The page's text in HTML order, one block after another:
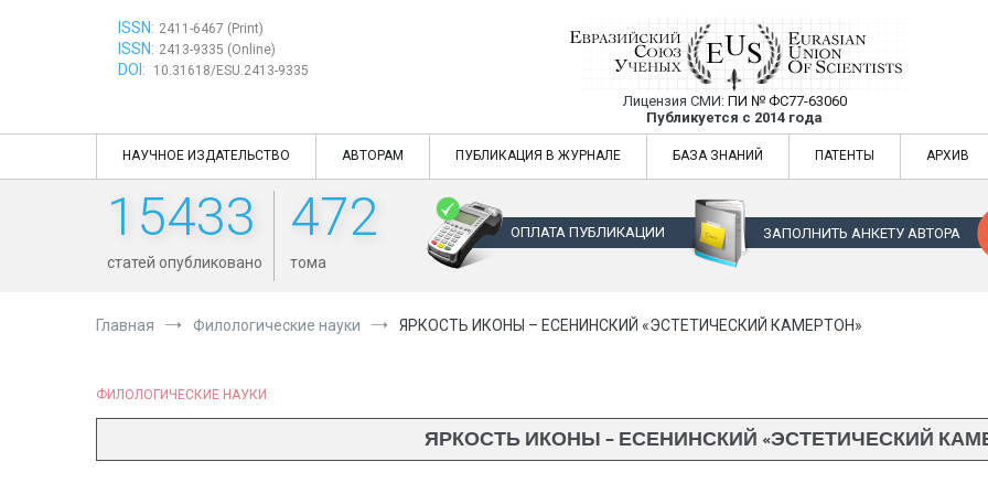
ISSN: 2411-6467 (Print)
ISSN: 2413-9335 (Online)
DOI: 10.31618/ESU.2413-9335
Евразийский Союз Ученых —
Лицензия СМИ: ПИ № ФС77-63060
Публикуется с 2014 года
Евразийский Союз Ученых — публикация научных статей в
НАУЧНОЕ ИЗДАТЕЛЬСТВО АВТОРАМ ПУБЛИКАЦИЯ В ЖУРНАЛЕ БАЗА ЗНАНИЙ ПАТЕНТЫ АРХИВ
15433
статей опубликовано
472
тома
ОПЛАТА ПУБЛИКАЦИИ ЗАПОЛНИТЬ АНКЕТУ АВТОРА
Главная Филологические науки ЯРКОСТЬ ИКОНЫ – ЕСЕНИНСКИЙ «ЭСТЕТИЧЕСКИЙ КАМЕРТОН»
ФИЛОЛОГИЧЕСКИЕ НАУКИ
ЯРКОСТЬ ИКОНЫ – ЕСЕНИНСКИЙ «ЭСТЕТИЧЕСКИЙ